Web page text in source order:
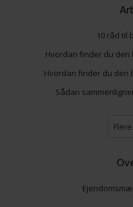
10 råd til
Hvordan finder du
Hvordan finder du den
Sådan